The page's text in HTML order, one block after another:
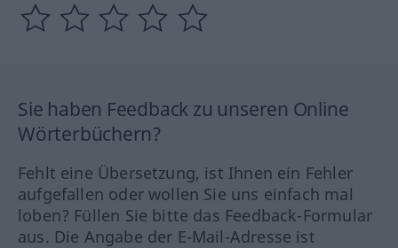
Sie haben Feedback zu unseren Online
Wörterbüchern?
Fehlt eine Übersetzung, ist Ihnen ein Fehler
aufgefallen oder wollen Sie uns einfach mal
loben? Füllen Sie bitte das Feedback-Formular
aus. Die Angabe der E-Mail-Adresse ist